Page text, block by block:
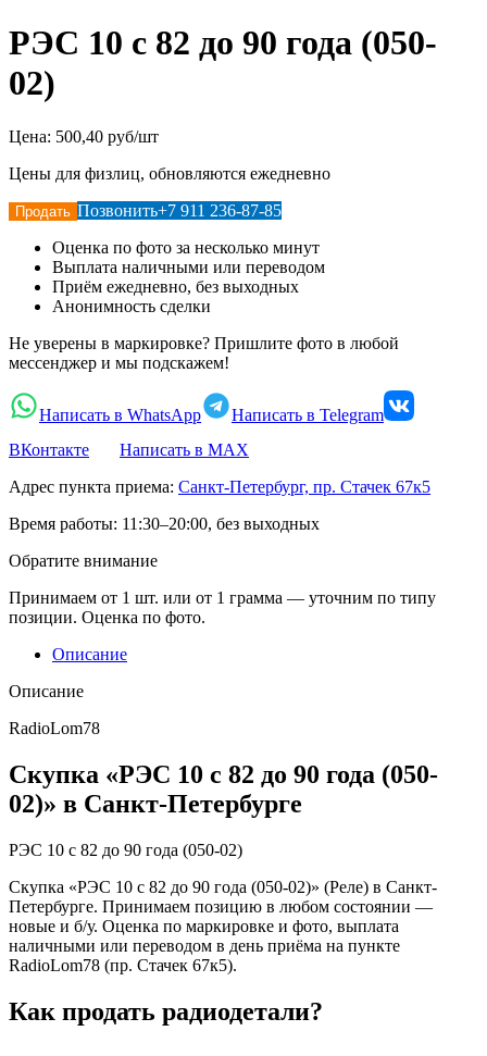
РЭС 10 с 82 до 90 года (050-
02)
Цена: 500,40 руб/шт
Цены для физлиц, обновляются ежедневно
Продать Позвонить+7 911 236-87-85
Оценка по фото за несколько минут
Выплата наличными или переводом
Приём ежедневно, без выходных
Анонимность сделки
Не уверены в маркировке? Пришлите фото в любой
мессенджер и мы подскажем!
Написать в WhatsApp
Написать в Telegram
ВКонтакте
Написать в MAX
Адрес пункта приема: Санкт-Петербург, пр. Стачек 67к5
Время работы: 11:30–20:00, без выходных
Обратите внимание
Принимаем от 1 шт. или от 1 грамма — уточним по типу
позиции. Оценка по фото.
Описание
Описание
RadioLom78
Скупка «РЭС 10 с 82 до 90 года (050-
02)» в Санкт-Петербурге
РЭС 10 с 82 до 90 года (050-02)
Скупка «РЭС 10 с 82 до 90 года (050-02)» (Реле) в Санкт-
Петербурге. Принимаем позицию в любом состоянии —
новые и б/у. Оценка по маркировке и фото, выплата
наличными или переводом в день приёма на пункте
RadioLom78 (пр. Стачек 67к5).
Как продать радиодетали?